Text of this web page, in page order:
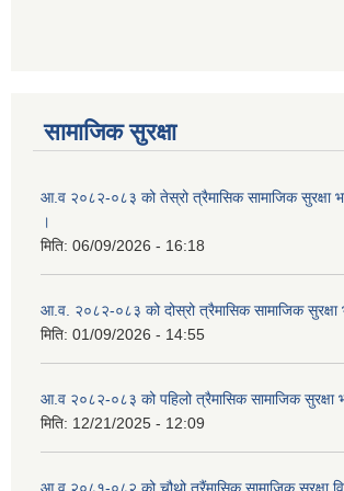
सामाजिक सुरक्षा
आ.व २०८२-०८३ को तेस्रो त्रैमासिक सामाजिक सुरक्षा
।
मिति: 06/09/2026 - 16:18
आ.व. २०८२-०८३ को दोस्रो त्रैमासिक सामाजिक सुरक्षा
मिति: 01/09/2026 - 14:55
आ.व २०८२-०८३ को पहिलो त्रैमासिक सामाजिक सुरक्षा
मिति: 12/21/2025 - 12:09